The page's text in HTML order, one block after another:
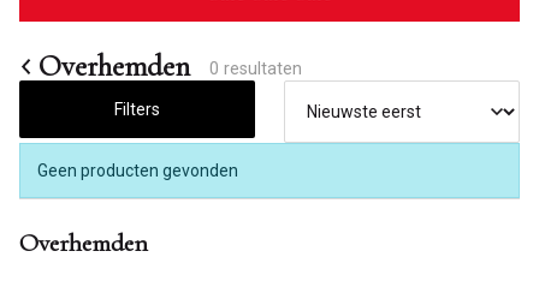
Mannenmode
de
Rooij
Overhemden 0 resultaten
Filters
Geen producten gevonden
Overhemden